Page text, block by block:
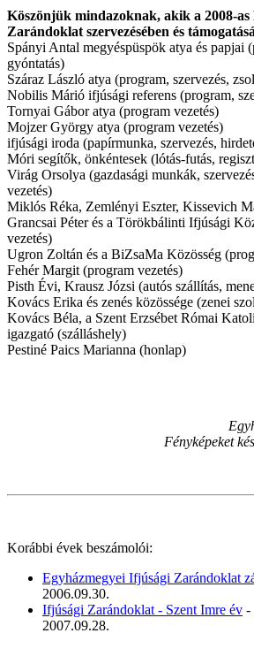
Köszönjük mindazoknak, akik a 2008-
Zarándoklat szervezésében és
Spányi Antal megyéspüspök atya és papjai
gyóntatás)
Száraz László atya (program, szervezés,
Nobilis Márió ifjúsági referens (program,
Tornyai Gábor atya (program vezetés)
Mojzer György atya (program vezetés)
ifjúsági iroda (papírmunka, szervezés,
Móri segítők, önkéntesek (lótás-futás,
Virág Orsolya (gazdasági munkák,
vezetés)
Miklós Réka, Zemlényi Eszter, Kissevich
Grancsai Péter és a Törökbálinti Ifjúsági
vezetés)
Ugron Zoltán és a BiZsaMa Közösség
Fehér Margit (program vezetés)
Pisth Évi, Krausz Józsi (autós szállítás,
Kovács Erika és zenés közössége (zenei
Kovács Béla, a Szent Erzsébet Római
igazgató (szálláshely)
Pestiné Paics Marianna (honlap)
Fényképeket
Korábbi évek beszámolói:
Egyházmegyei Ifjúsági Zarándoklat
2006.09.30.
Ifjúsági Zarándoklat - Szent Imre év -
2007.09.28.